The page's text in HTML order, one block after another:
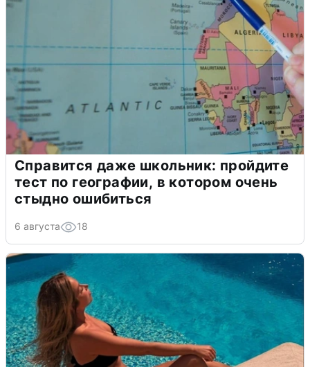
Справится даже школьник: пройдите
тест по географии, в котором очень
стыдно ошибиться
6 августа 18